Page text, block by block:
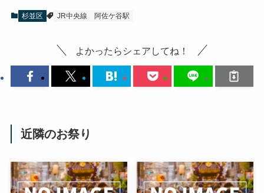
杉並区 JR中央線 阿佐ケ谷駅
よかったらシェアしてね！
近隣のお祭り